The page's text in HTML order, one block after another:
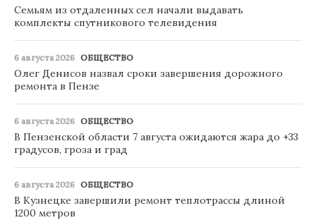
Семьям из отдаленных сел начали выдавать
комплекты спутникового телевидения
6 августа 2026 ОБЩЕСТВО
Олег Денисов назвал сроки завершения дорожного
ремонта в Пензе
6 августа 2026 ОБЩЕСТВО
В Пензенской области 7 августа ожидаются жара до +33
градусов, гроза и град
6 августа 2026 ОБЩЕСТВО
В Кузнецке завершили ремонт теплотрассы длиной
1200 метров